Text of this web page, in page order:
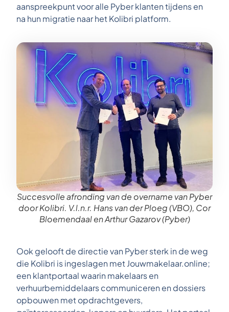
aanspreekpunt voor alle Pyber klanten tijdens en
na hun migratie naar het Kolibri platform.
Succesvolle afronding van de overname van Pyber
door Kolibri. V.l.n.r. Hans van der Ploeg (VBO), Cor
Bloemendaal en Arthur Gazarov (Pyber)
Ook gelooft de directie van Pyber sterk in de weg
die Kolibri is ingeslagen met Jouwmakelaar.online;
een klantportaal waarin makelaars en
verhuurbemiddelaars communiceren en dossiers
opbouwen met opdrachtgevers,